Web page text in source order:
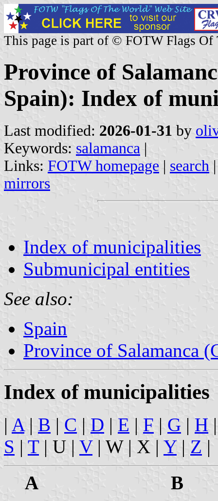
This page is part of © FOTW Flags Of
Province of
Spain): Index of
Last modified: 2026-01-31 by
Keywords: salamanca |
Links: FOTW homepage | search
mirrors
Index of municipalities
Submunicipal entities
See also:
Spain
Province of Salamanca
Index of municipalities
| A| B | C | D | E | F | G | H
S | T| U | V| W | X | Y| Z |
A
B